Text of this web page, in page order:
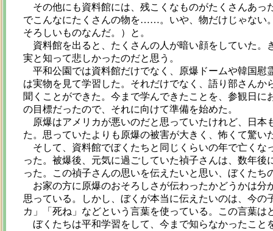
その他にも資料館には、残こくなものがたくさんあっ
でこんなにたくさんの物を……。いや、物だけじゃない
そろしいものなんだ。）と。
資料館を出ると、たくさんの人が暗い顔をしていた。
実と知って悲しかったのだと思う。
平和公園では資料館だけでなく、原爆ドームや韓国慰
は実物を見て学習した。それだけでなく、語り部さん
聞くことができた。今まで学んできたことを、参観日
の目標だったので、それに向けて準備を始めた。
原爆はアメリカが悪いのだと思っていたけれど、日本
た。思っていたよりも原爆の被害が大きく、怖くて驚い
そして、資料館でぼくたちと同じくらいの年で亡くな
った。被爆後、元気に過ごしていた禎子さんは、数年
った。この禎子さんの思いを伝えたいと思い、ぼくたち
お家の方に原爆のおそろしさが伝わったかどうかは分
思っている。しかし、ぼくが本当に伝えたいのは、今
カ」「死ね」などという言葉を使っている。この言葉
ぼくたちは平和学習をして、今まで知らなかったこと